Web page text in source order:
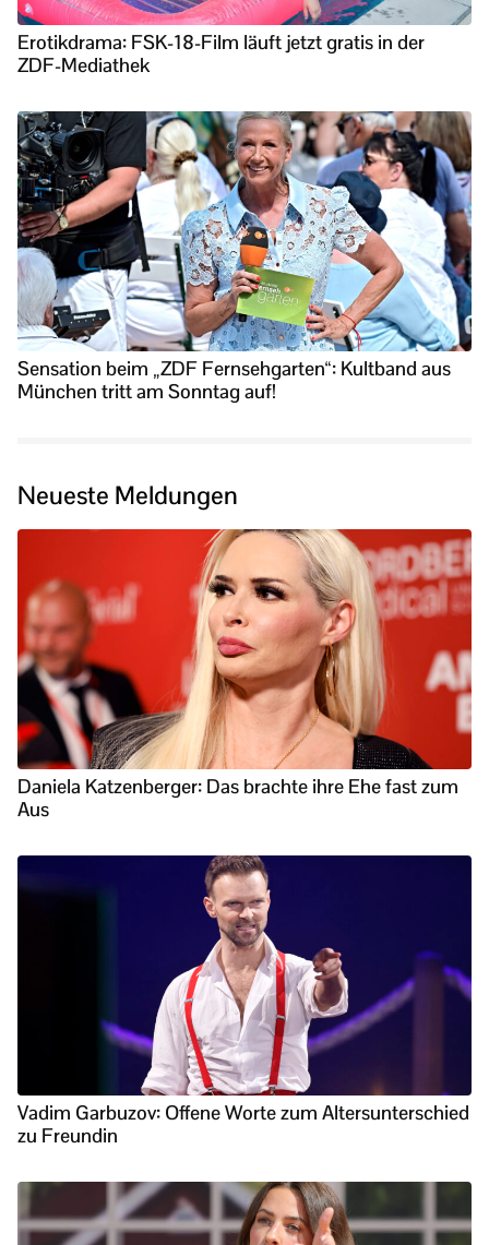
Erotikdrama: FSK-18-Film läuft jetzt gratis in der
ZDF-Mediathek
Sensation beim „ZDF Fernsehgarten“: Kultband aus
München tritt am Sonntag auf!
Neueste Meldungen
Daniela Katzenberger: Das brachte ihre Ehe fast zum
Aus
Vadim Garbuzov: Offene Worte zum Altersunterschied
zu Freundin